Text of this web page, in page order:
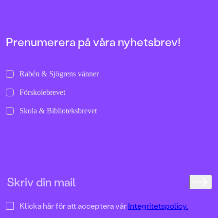
Prenumerera på våra nyhetsbrev!
Rabén & Sjögrens vänner
Förskolebrevet
Skola & Biblioteksbrevet
Klicka här för att acceptera vårIntegritetspolicy.